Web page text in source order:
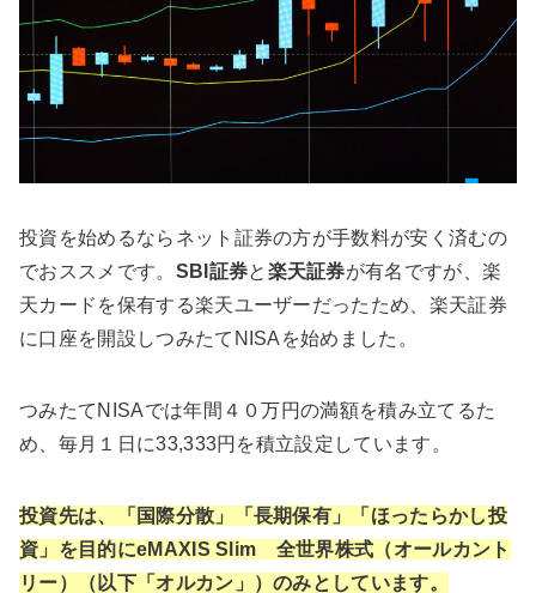
投資を始めるならネット証券の方が手数料が安く済むの
でおススメです。 SBI証券と 楽天証券が有名ですが、楽
天カードを保有する楽天ユーザーだったため、楽天証券
に口座を開設しつみたてNISAを始めました。
つみたてNISAでは年間４０万円の満額を積み立てるた
め、毎月１日に33,333円を積立設定しています。
投資先は、「国際分散」「長期保有」「ほったらかし投
資」を目的にeMAXIS Slim 全世界株式（オールカント
リー）（以下「オルカン」）のみとしています。